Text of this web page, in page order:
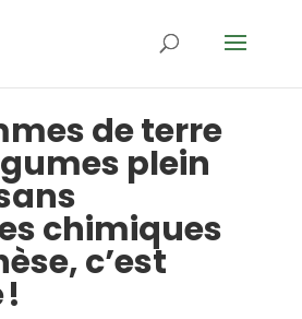
de terre
plein
chimiques
c’est